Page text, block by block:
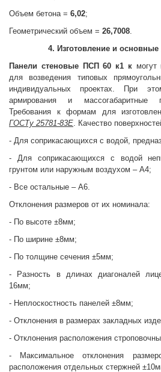
Объем бетона = 6,02;
Геометрический объем = 26,7008.
4. Изготовление и основные
Панели стеновые ПСП 60 к1 кмогут
для возведения типовых
индивидуальных проектах. При
армирования и массогабаритные
Требования к формам для
ГОСТу 25781-83Е. Качество
- Для соприкасающихся с водой,
- Для соприкасающихся с водой
грунтом или наружным воздухом – А4;
- Все остальные – А6.
Отклонения размеров от их номинала:
- По высоте ±8мм;
- По ширине ±8мм;
- По толщине сечения ±5мм;
- Разность в длинах диагоналей
16мм;
- Неплоскостность панелей ±8мм;
- Отклонения в размерах закладных
- Отклонения расположения
- Максимальное отклонения
расположения отдельных стержней